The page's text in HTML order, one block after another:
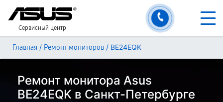
Сервисный центр
Главная / Ремонт мониторов / BE24EQK
Ремонт монитора Asus
BE24EQK в Санкт-Петербурге